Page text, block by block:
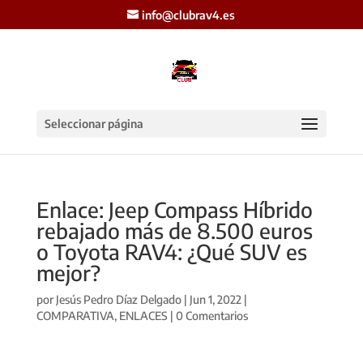
info@clubrav4.es
Seleccionar página
Enlace: Jeep Compass Híbrido
rebajado más de 8.500 euros
o Toyota RAV4: ¿Qué SUV es
mejor?
por Jesús Pedro Díaz Delgado| Jun 1, 2022|
COMPARATIVA, ENLACES | 0 Comentarios